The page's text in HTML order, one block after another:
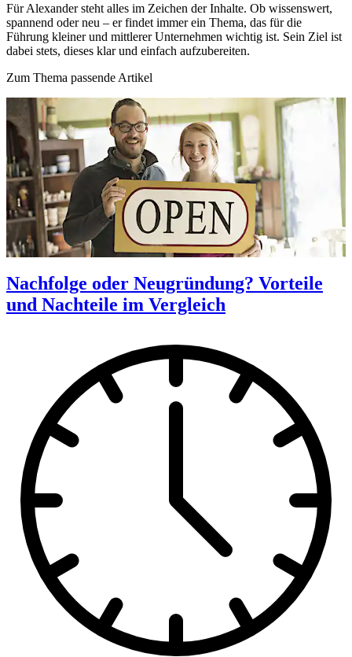
Für Alexander steht alles im Zeichen der Inhalte. Ob wissenswert,
spannend oder neu – er findet immer ein Thema, das für die
Führung kleiner und mittlerer Unternehmen wichtig ist. Sein Ziel ist
dabei stets, dieses klar und einfach aufzubereiten.
Zum Thema passende Artikel
Nachfolge oder Neugründung? Vorteile
und Nachteile im Vergleich